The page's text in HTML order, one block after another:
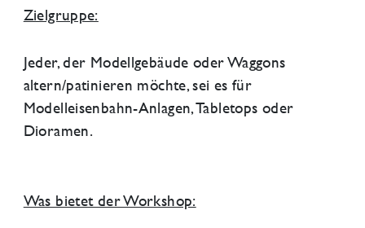
Zielgruppe:
Jeder, der Modellgebäude oder Waggons
altern/patinieren möchte, sei es für
Modelleisenbahn-Anlagen, Tabletops oder
Dioramen.
Was bietet der Workshop: